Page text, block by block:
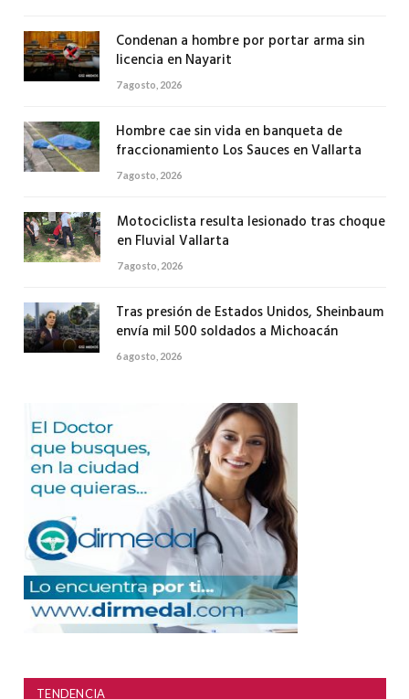
Condenan a hombre por portar arma sin
licencia en Nayarit
7 agosto, 2026
Hombre cae sin vida en banqueta de
fraccionamiento Los Sauces en Vallarta
7 agosto, 2026
Motociclista resulta lesionado tras choque
en Fluvial Vallarta
7 agosto, 2026
Tras presión de Estados Unidos, Sheinbaum
envía mil 500 soldados a Michoacán
6 agosto, 2026
TENDENCIA